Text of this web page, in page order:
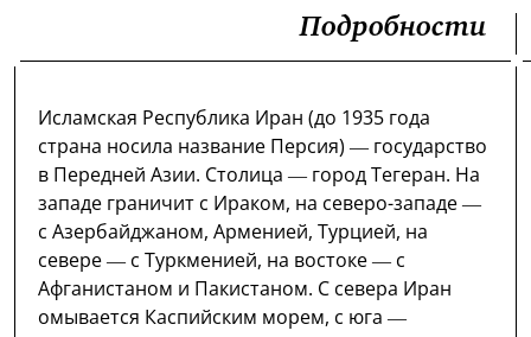
Исламская Республика Иран (до 1935 года
страна носила название Персия) — государство
в Передней Азии. Столица — город Тегеран. На
западе граничит с Ираком, на северо-западе —
с Азербайджаном, Арменией, Турцией, на
севере — с Туркменией, на востоке — с
Афганистаном и Пакистаном. С севера Иран
омывается Каспийским морем, с юга —
Подробности